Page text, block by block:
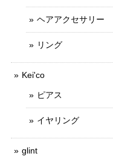
ヘアアクセサリー
リング
Kei'co
ピアス
イヤリング
glint